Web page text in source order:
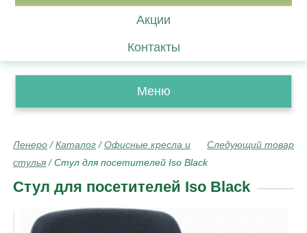
Акции
Контакты
Меню
Следующий товар
Ленеро /Каталог /Офисные кресла и
стулья /Стул для посетителей Iso Black
Стул для посетителей Iso Black